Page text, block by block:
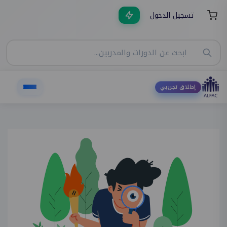
تسجيل الدخول
إطلاق تجريبي